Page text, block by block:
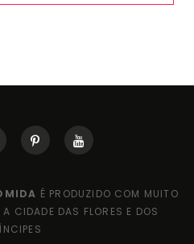
É PRODUZIDO COM MUITO
CIDADE DAS FLORES E DOS